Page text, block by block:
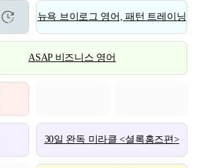
뉴욕 브이로그 영어, 패턴 트레이닝
ASAP 비즈니스 영어
30일 완독 미라클 <셜록홈즈편>